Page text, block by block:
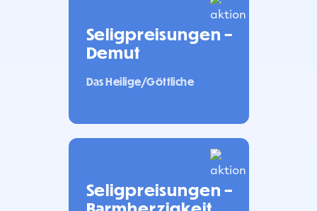
Seligpreisungen –
Demut
Das Heilige/Göttliche
Seligpreisungen –